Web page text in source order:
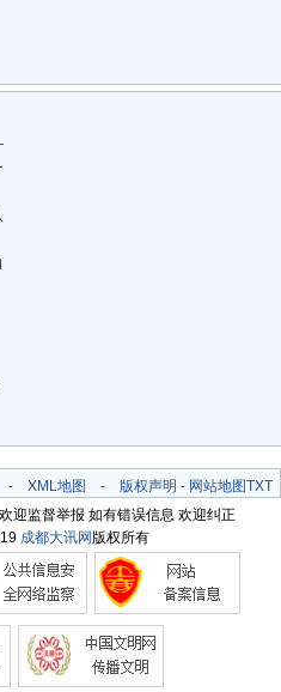
- XML地图 - 版权声明 - 网站地图TXT
迎监督举报 如有错误信息 欢迎纠正
成都大讯网版权所有